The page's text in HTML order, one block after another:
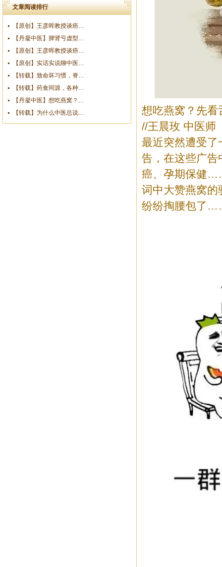
文章阅读排行
【原创】王彦晖教授谈癌…
【丹凝中医】脾肾亏虚型…
【原创】王彦晖教授谈癌…
【原创】实话实说聊中医…
【转载】致命坏习惯，脊…
【转载】药食同源，各种…
【丹凝中医】想吃燕窝？…
【转载】为什么中医总说…
想吃燕窝？先看
//王晨玫 中医师
最近突然遭受了
告，在这些广告
癌、孕期保健
词中大赞燕窝的
纷纷掏腰包了